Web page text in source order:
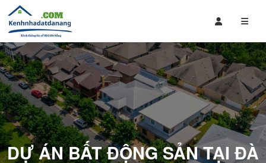
Mua
Bán
Nhà
Đất
,
Căn
Hộ
Tại
Đà
Nẵng
Bán
Đất
Nền,
Căn
Hộ
giá
rẻ
tại
Đà
Nẵng
DỰ ÁN BẤT ĐỘNG SẢN TẠI ĐÀ